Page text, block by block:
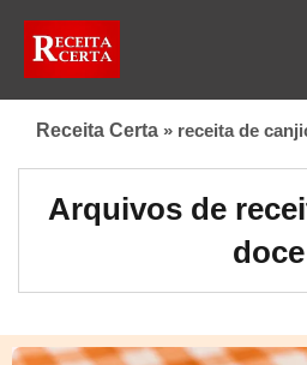
Receita Certa » receita de
Arquivos de
doce